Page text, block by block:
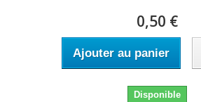
0,50 €
Ajouter au panier
Disponible